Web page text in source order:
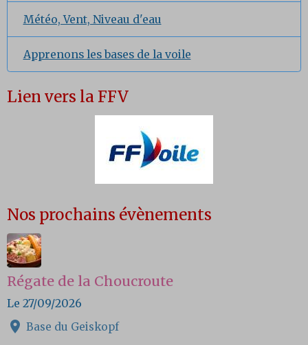
Météo, Vent, Niveau d'eau
Apprenons les bases de la voile
Lien vers la FFV
Nos prochains évènements
Régate de la Choucroute
Le 27/09/2026
Base du Geiskopf